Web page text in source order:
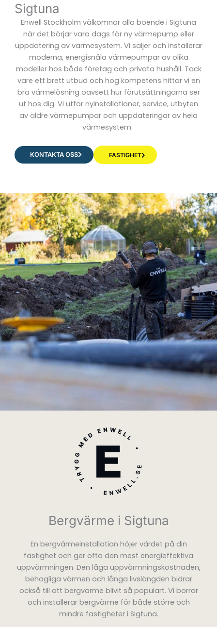
Sigtuna
Enwell Stockholm välkomnar alla boende i Sigtuna
när det börjar vara dags för ny värmepump eller
uppdatering av värmesystem. Vi säljer och installerar
moderna, energisnåla värmepumpar av olika
modeller hos både företag och privata hushåll. Tack
vare ett brett utbud och hög kompetens hittar vi en
bra värmelösning oavsett hur förutsättningarna ser
ut hos dig. Vi utför nyinstallationer, service, utbyten
av äldre värmepumpar och uppdateringar av hela
värmesystem.
KONTAKTA OSS FASTIGHET
Bergvärme i Sigtuna
En bergvärmeinstallation höjer värdet på din
fastighet och ger ofta den mest energieffektiva
uppvärmningen. Den låga uppvärmningskostnaden,
behagliga värmen och långa livslängden bidrar
också till att bergvärme blivit så populärt. Vi borrar
och installerar bergvärme för både större och
mindre fastigheter i Sigtuna.